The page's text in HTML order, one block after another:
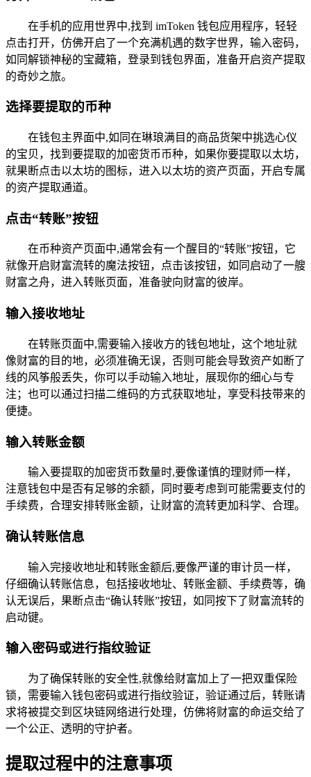
在手机的应用世界中,找到 imToken 钱包应用程序，轻轻
点击打开，仿佛开启了一个充满机遇的数字世界，输入密码，
如同解锁神秘的宝藏箱，登录到钱包界面，准备开启资产提取
的奇妙之旅。
选择要提取的币种
在钱包主界面中,如同在琳琅满目的商品货架中挑选心仪
的宝贝，找到要提取的加密货币币种，如果你要提取以太坊，
就果断点击以太坊的图标，进入以太坊的资产页面，开启专属
的资产提取通道。
点击“转账”按钮
在币种资产页面中,通常会有一个醒目的“转账”按钮，它
就像开启财富流转的魔法按钮，点击该按钮，如同启动了一艘
财富之舟，进入转账页面，准备驶向财富的彼岸。
输入接收地址
在转账页面中,需要输入接收方的钱包地址，这个地址就
像财富的目的地，必须准确无误，否则可能会导致资产如断了
线的风筝般丢失，你可以手动输入地址，展现你的细心与专
注；也可以通过扫描二维码的方式获取地址，享受科技带来的
便捷。
输入转账金额
输入要提取的加密货币数量时,要像谨慎的理财师一样，
注意钱包中是否有足够的余额，同时要考虑到可能需要支付的
手续费，合理安排转账金额，让财富的流转更加科学、合理。
确认转账信息
输入完接收地址和转账金额后,要像严谨的审计员一样，
仔细确认转账信息，包括接收地址、转账金额、手续费等，确
认无误后，果断点击“确认转账”按钮，如同按下了财富流转的
启动键。
输入密码或进行指纹验证
为了确保转账的安全性,就像给财富加上了一把双重保险
锁，需要输入钱包密码或进行指纹验证，验证通过后，转账请
求将被提交到区块链网络进行处理，仿佛将财富的命运交给了
一个公正、透明的守护者。
提取过程中的注意事项